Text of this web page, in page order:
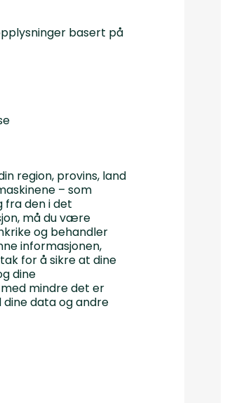
basert på
region, provins, land
– som
fra den i det
må du være
og behandler
informasjonen,
for å sikre at dine
dine
mindre det er
data og andre